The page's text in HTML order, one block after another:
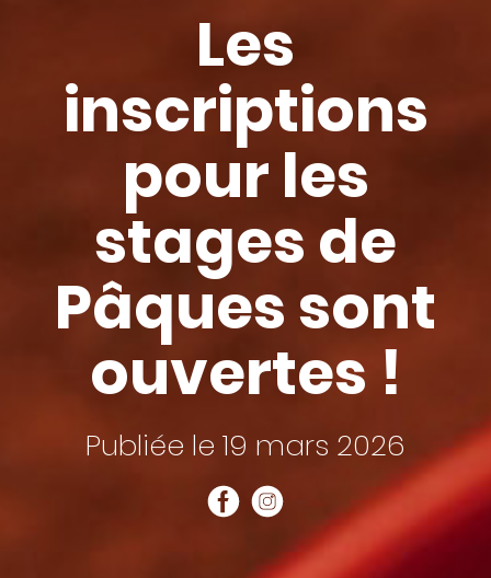
Les
inscriptions
pour les
stages de
Pâques sont
ouvertes !
Publiée le 19 mars 2026